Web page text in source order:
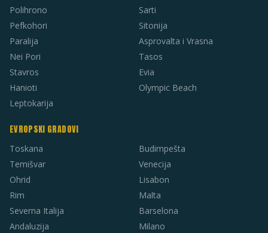
Polihrono
Pefkohori
Paralija
Nei Pori
Stavros
Hanioti
Leptokarija
Sarti
Sitonija
Asprovalta i Vrasna
Tasos
Evia
Olympic Beach
EVROPSKI GRADOVI
Toskana
Temišvar
Ohrid
Rim
Severna Italija
Andaluzija
Budimpešta
Venecija
Lisabon
Malta
Barselona
Milano